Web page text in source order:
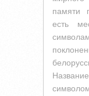
памяти
есть